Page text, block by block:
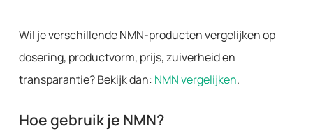
Wil je verschillende NMN-producten vergelijken op
dosering, productvorm, prijs, zuiverheid en
transparantie? Bekijk dan: NMN vergelijken.
Hoe gebruik je NMN?